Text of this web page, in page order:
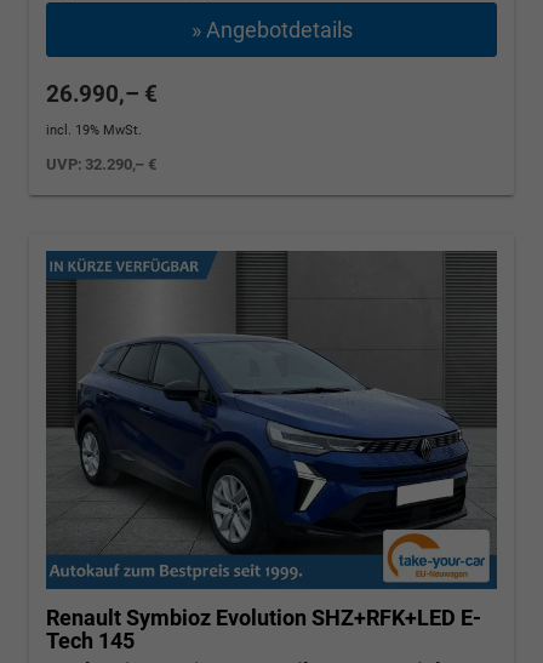
» Angebotdetails
26.990,– €
incl. 19% MwSt.
UVP: 32.290,– €
Renault Symbioz Evolution SHZ+RFK+LED E-
Tech 145